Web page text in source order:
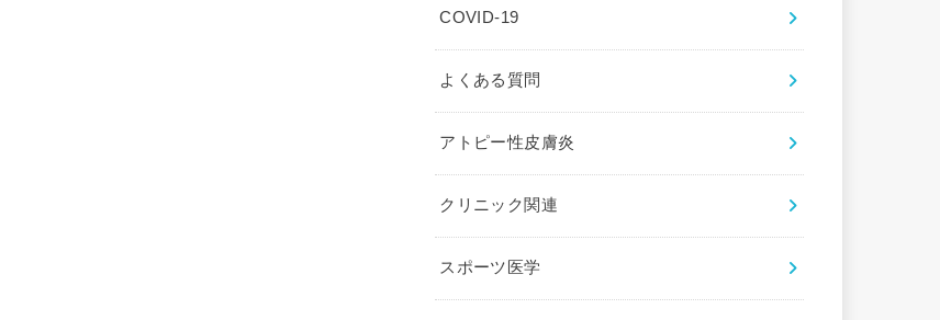
COVID-19
よくある質問
アトピー性皮膚炎
クリニック関連
スポーツ医学